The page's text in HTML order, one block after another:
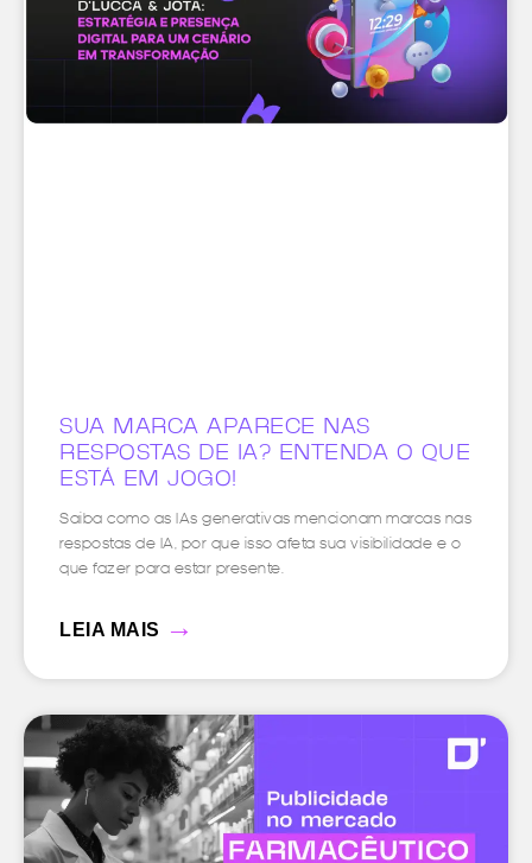
SUA MARCA APARECE NAS
RESPOSTAS DE IA? ENTENDA O QUE
ESTÁ EM JOGO!
Saiba como as IAs generativas mencionam marcas nas
respostas de IA, por que isso afeta sua visibilidade e o
que fazer para estar presente.
LEIA MAIS →